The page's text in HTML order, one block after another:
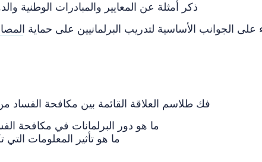
ذكر أمثلة عن المعايير والمبادرات الوطنية
ما هو دور البرلمانات في مكافحة